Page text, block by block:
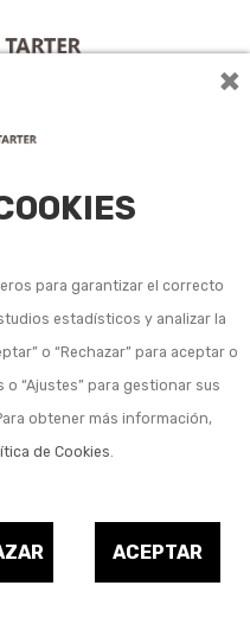
×
para garantizar el correcto
estadísticos y analizar la
o “Rechazar” para aceptar o
“Ajustes” para gestionar sus
obtener más información,
de Cookies
ACEPTAR
2026